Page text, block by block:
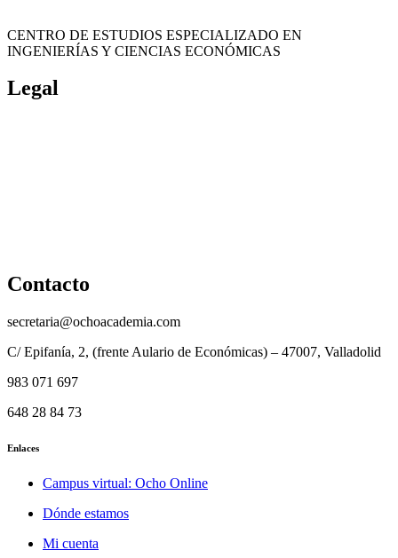
CENTRO DE ESTUDIOS ESPECIALIZADO EN
INGENIERÍAS Y CIENCIAS ECONÓMICAS
Legal
Contacto
secretaria@ochoacademia.com
C/ Epifanía, 2, (frente Aulario de Económicas) – 47007, Valladolid
983 071 697
648 28 84 73
Enlaces
Campus virtual: Ocho Online
Dónde estamos
Mi cuenta